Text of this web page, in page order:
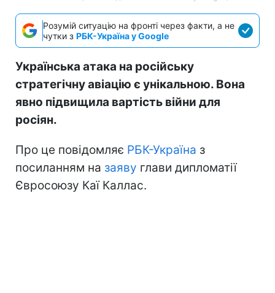
Розумій ситуацію на фронті через факти, а не
чутки з РБК-Україна у Google
Українська атака на російську
стратегічну авіацію є унікальною. Вона
явно підвищила вартість війни для
росіян.
Про це повідомляє РБК-Україна з
посиланням на заяву глави дипломатії
Євросоюзу Каї Каллас.